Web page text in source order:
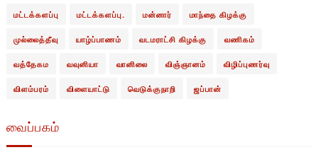
மட்டக்களப்பு மட்டக்களப்பு. மன்னார் மாந்தை கிழக்கு
முல்லைத்தீவு யாழ்ப்பாணம் வடமராட்சி கிழக்கு வணிகம்
வத்தேகம வவுனியா வானிலை விஞ்ஞானம் விழிப்புணர்வு
விளம்பரம் விளையாட்டு வெடுக்குநாறி ஜப்பான்
வைப்பகம்